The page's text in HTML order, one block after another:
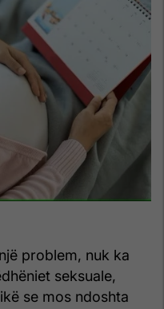
problem, nuk ka
seksuale,
se mos ndoshta